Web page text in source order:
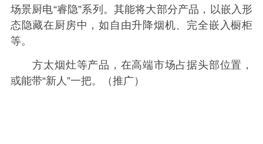
场景厨电“睿隐”系列。其能将大部分产品，以嵌入形
态隐藏在厨房中，如自由升降烟机、完全嵌入橱柜
等。
方太烟灶等产品，在高端市场占据头部位置，
或能带“新人”一把。（推广）